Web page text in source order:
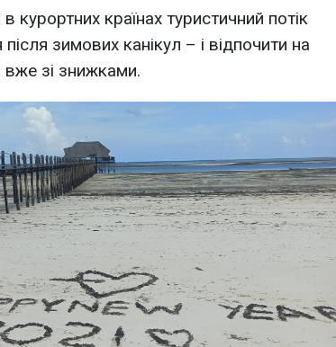
курортних країнах туристичний потік
зимових канікул – і відпочити на
вже зі знижками.